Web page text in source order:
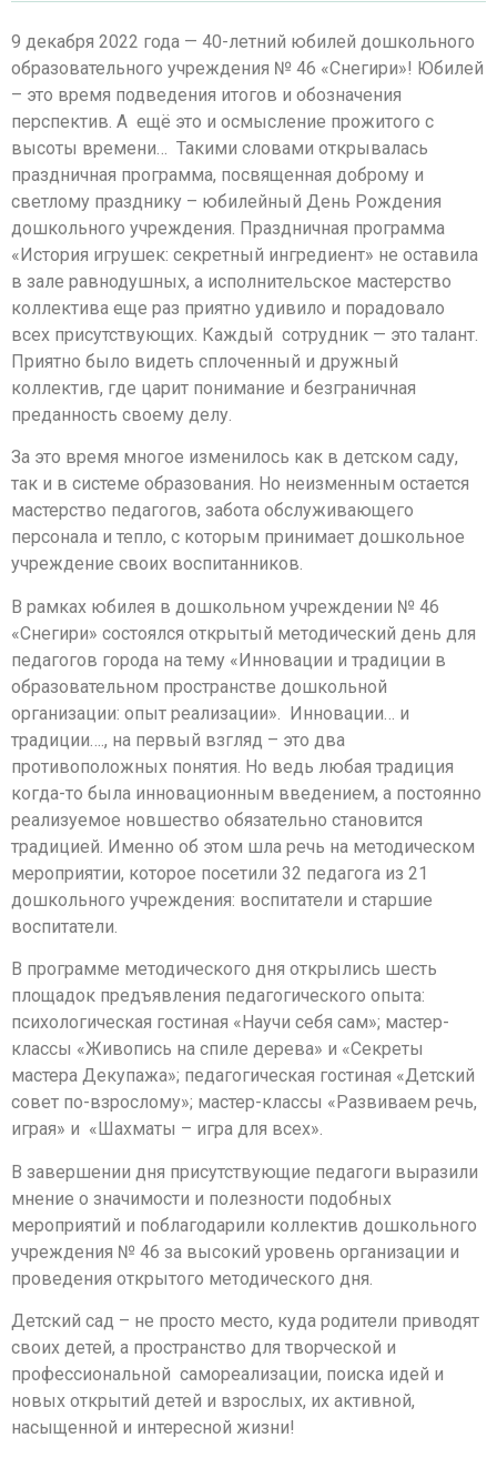
9 декабря 2022 года — 40-летний юбилей дошкольного
образовательного учреждения № 46 «Снегири»! Юбилей
– это время подведения итогов и обозначения
перспектив. А ещё это и осмысление прожитого с
высоты времени… Такими словами открывалась
праздничная программа, посвященная доброму и
светлому празднику – юбилейный День Рождения
дошкольного учреждения. Праздничная программа
«История игрушек: секретный ингредиент» не оставила
в зале равнодушных, а исполнительское мастерство
коллектива еще раз приятно удивило и порадовало
всех присутствующих. Каждый сотрудник — это талант.
Приятно было видеть сплоченный и дружный
коллектив, где царит понимание и безграничная
преданность своему делу.
За это время многое изменилось как в детском саду,
так и в системе образования. Но неизменным остается
мастерство педагогов, забота обслуживающего
персонала и тепло, с которым принимает дошкольное
учреждение своих воспитанников.
В рамках юбилея в дошкольном учреждении № 46
«Снегири» состоялся открытый методический день для
педагогов города на тему «Инновации и традиции в
образовательном пространстве дошкольной
организации: опыт реализации». Инновации… и
традиции…., на первый взгляд – это два
противоположных понятия. Но ведь любая традиция
когда-то была инновационным введением, а постоянно
реализуемое новшество обязательно становится
традицией. Именно об этом шла речь на методическом
мероприятии, которое посетили 32 педагога из 21
дошкольного учреждения: воспитатели и старшие
воспитатели.
В программе методического дня открылись шесть
площадок предъявления педагогического опыта:
психологическая гостиная «Научи себя сам»; мастер-
классы «Живопись на спиле дерева» и «Секреты
мастера Декупажа»; педагогическая гостиная «Детский
совет по-взрослому»; мастер-классы «Развиваем речь,
играя» и «Шахматы – игра для всех».
В завершении дня присутствующие педагоги выразили
мнение о значимости и полезности подобных
мероприятий и поблагодарили коллектив дошкольного
учреждения № 46 за высокий уровень организации и
проведения открытого методического дня.
Детский сад – не просто место, куда родители приводят
своих детей, а пространство для творческой и
профессиональной самореализации, поиска идей и
новых открытий детей и взрослых, их активной,
насыщенной и интересной жизни!